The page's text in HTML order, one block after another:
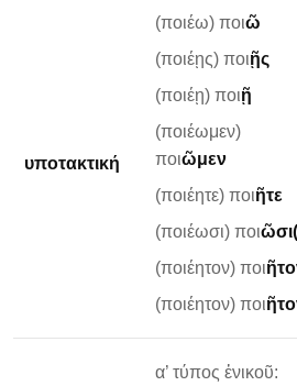
υποτακτική
(ποιέω) ποιῶ
(ποιέῃς) ποιῇς
(ποιέῃ) ποιῇ
(ποιέωμεν)
ποιῶμεν
(ποιέητε) ποιῆτε
(ποιέωσι) ποι
(ποιέητον) ποι
(ποιέητον) ποι
α’ τύπος ἐνικοῦ: